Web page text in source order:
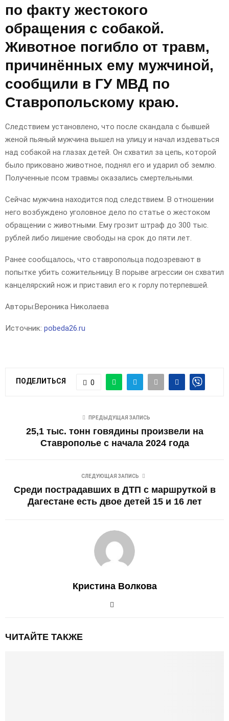
по факту жестокого
обращения с собакой.
Животное погибло от травм,
причинённых ему мужчиной,
сообщили в ГУ МВД по
Ставропольскому краю.
Следствием установлено, что после скандала с бывшей
женой пьяный мужчина вышел на улицу и начал издеваться
над собакой на глазах детей. Он схватил за цепь, которой
было приковано животное, поднял его и ударил об землю.
Полученные псом травмы оказались смертельными.
Сейчас мужчина находится под следствием. В отношении
него возбуждено уголовное дело по статье о жестоком
обращении с животными. Ему грозит штраф до 300 тыс.
рублей либо лишение свободы на срок до пяти лет.
Ранее сообщалось, что ставропольца подозревают в
попытке убить сожительницу. В порыве агрессии он схватил
канцелярский нож и приставил его к горлу потерпевшей.
Авторы:Вероника Николаева
Источник: pobeda26.ru
ПОДЕЛИТЬСЯ 0
ПРЕДЫДУЩАЯ ЗАПИСЬ
25,1 тыс. тонн говядины произвели на
Ставрополье с начала 2024 года
СЛЕДУЮЩАЯ ЗАПИСЬ
Среди пострадавших в ДТП с маршруткой в
Дагестане есть двое детей 15 и 16 лет
Кристина Волкова
ЧИТАЙТЕ ТАКЖЕ